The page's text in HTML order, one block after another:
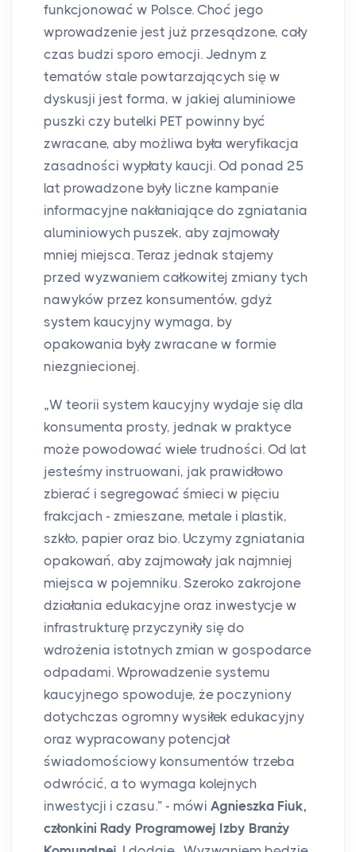
funkcjonować w Polsce. Choć jego
wprowadzenie jest już przesądzone, cały
czas budzi sporo emocji. Jednym z
tematów stale powtarzających się w
dyskusji jest forma, w jakiej aluminiowe
puszki czy butelki PET powinny być
zwracane, aby możliwa była weryfikacja
zasadności wypłaty kaucji. Od ponad 25
lat prowadzone były liczne kampanie
informacyjne nakłaniające do zgniatania
aluminiowych puszek, aby zajmowały
mniej miejsca. Teraz jednak stajemy
przed wyzwaniem całkowitej zmiany tych
nawyków przez konsumentów, gdyż
system kaucyjny wymaga, by
opakowania były zwracane w formie
niezgniecionej.
„W teorii system kaucyjny wydaje się dla
konsumenta prosty, jednak w praktyce
może powodować wiele trudności. Od lat
jesteśmy instruowani, jak prawidłowo
zbierać i segregować śmieci w pięciu
frakcjach - zmieszane, metale i plastik,
szkło, papier oraz bio. Uczymy zgniatania
opakowań, aby zajmowały jak najmniej
miejsca w pojemniku. Szeroko zakrojone
działania edukacyjne oraz inwestycje w
infrastrukturę przyczyniły się do
wdrożenia istotnych zmian w gospodarce
odpadami. Wprowadzenie systemu
kaucyjnego spowoduje, że poczyniony
dotychczas ogromny wysiłek edukacyjny
oraz wypracowany potencjał
świadomościowy konsumentów trzeba
odwrócić, a to wymaga kolejnych
inwestycji i czasu.” - mówi Agnieszka Fiuk,
członkini Rady Programowej Izby Branży